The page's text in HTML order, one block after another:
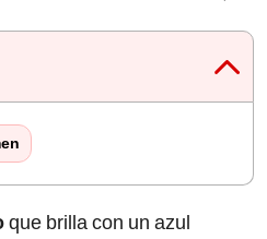
que brilla con un azul